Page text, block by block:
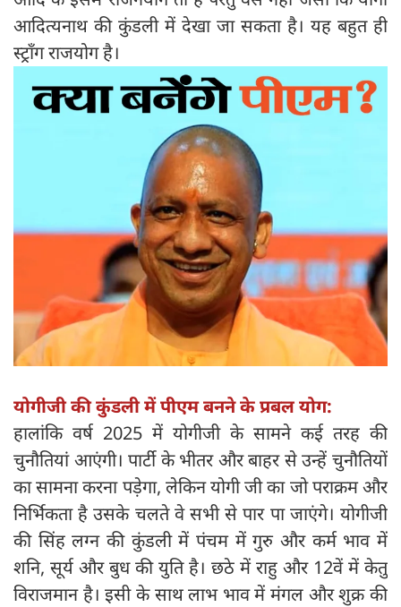
आदित्यनाथ की कुंडली में देखा जा सकता है। यह बहुत ही
स्ट्रॉंग राजयोग है।
योगीजी की कुंडली में पीएम बनने के प्रबल योग:
हालांकि वर्ष 2025 में योगीजी के सामने कई तरह की
चुनौतियां आएंगी। पार्टी के भीतर और बाहर से उन्हें चुनौतियों
का सामना करना पड़ेगा, लेकिन योगी जी का जो पराक्रम और
निर्भिकता है उसके चलते वे सभी से पार पा जाएंगे। योगीजी
की सिंह लग्न की कुंडली में पंचम में गुरु और कर्म भाव में
शनि, सूर्य और बुध की युति है। छठे में राहु और 12वें में केतु
विराजमान है। इसी के साथ लाभ भाव में मंगल और शुक्र की